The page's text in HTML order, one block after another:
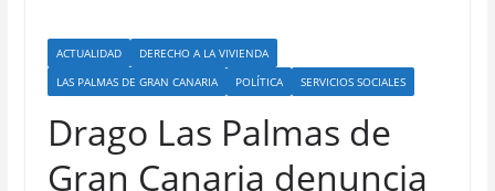
ACTUALIDAD
DERECHO A LA VIVIENDA
LAS PALMAS DE GRAN CANARIA
POLÍTICA SERVICIOS SOCIALES
Drago Las Palmas de
Gran Canaria denuncia